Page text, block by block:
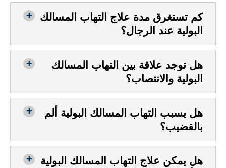
كم تستغرق مدة علاج التهاب المسالك
البولية عند الرجال؟
هل توجد علاقة بين التهاب المسالك
البولية والانتصاب؟
هل يسبب التهاب المسالك البولية ألم
بالقضيب؟
هل يمكن علاج التهاب المسالك البولية